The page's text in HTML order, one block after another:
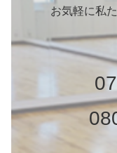
お気軽に私